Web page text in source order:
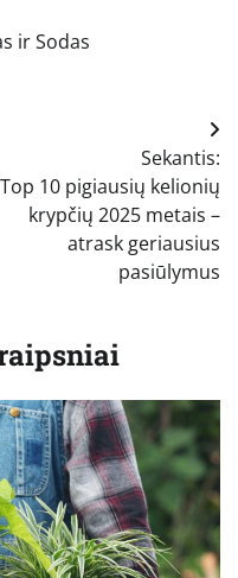
ir Sodas
Sekantis:
Top 10 pigiausių kelionių
krypčių 2025 metais –
atrask geriausius
pasiūlymus